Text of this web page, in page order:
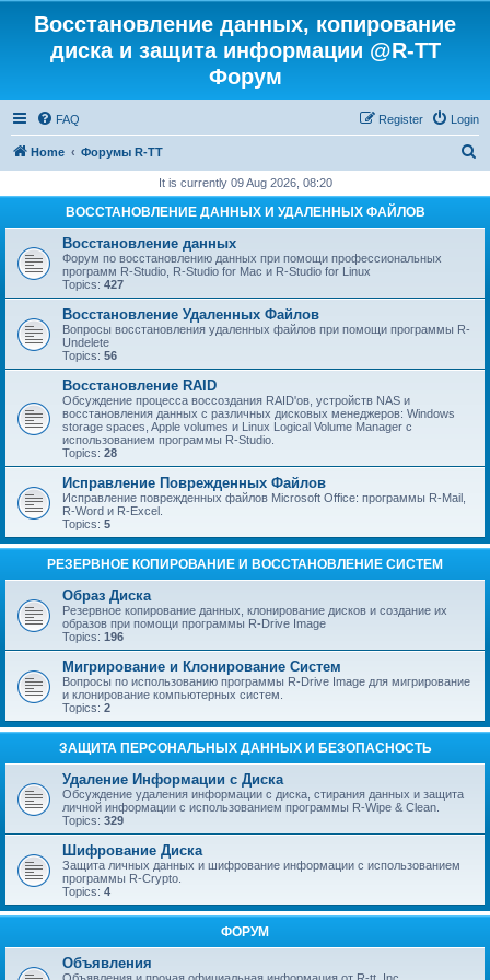
Восстановление данных, копирование
диска и защита информации @R-TT
Форум
FAQ Login
Register
Home Форумы R-TT
r
It is currently 09 Aug 2026, 08:20
ВОССТАНОВЛЕНИЕ ДАННЫХ И УДАЛЕННЫХ ФАЙЛОВ
Восстановление данных
Форум по восстановлению данных при помощи профессиональных
программ R-Studio, R-Studio for Mac и R-Studio for Linux
Topics: 427
Восстановление Удаленных Файлов
Вопросы восстановления удаленных файлов при помощи программы R-
Undelete
Topics: 56
Восстановление RAID
Обсуждение процесса воссоздания RAID'ов, устройств NAS и
восстановления данных с различных дисковых менеджеров: Windows
storage spaces, Apple volumes и Linux Logical Volume Manager с
использованием программы R-Studio.
Topics: 28
Исправление Поврежденных Файлов
Исправление поврежденных файлов Microsoft Office: программы R-Mail,
R-Word и R-Excel.
Topics: 5
РЕЗЕРВНОЕ КОПИРОВАНИЕ И ВОССТАНОВЛЕНИЕ СИСТЕМ
Образ Диска
Резервное копирование данных, клонирование дисков и создание их
образов при помощи программы R-Drive Image
Topics: 196
Мигрирование и Клонирование Систем
Вопросы по использованию программы R-Drive Image для мигрирование
и клонирование компьютерных систем.
Topics: 2
ЗАЩИТА ПЕРСОНАЛЬНЫХ ДАННЫХ И БЕЗОПАСНОСТЬ
Удаление Информации с Диска
Обсуждение удаления информации с диска, стирания данных и защита
личной информации с использованием программы R-Wipe & Clean.
Topics: 329
Шифрование Диска
Защита личных данных и шифрование информации с использованием
программы R-Crypto.
Topics: 4
ФОРУМ
Объявления